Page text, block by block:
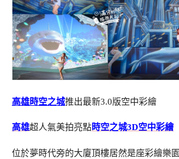
高雄時空之城推出最新3.0版空中彩繪
高雄超人氣美拍亮點時空之城3D空中彩繪
位於夢時代旁的大廈頂樓居然是座彩繪樂園